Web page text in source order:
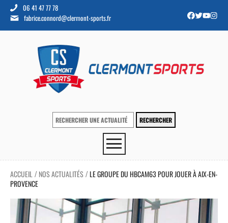
06 41 47 77 78
fabrice.connord@clermont-sports.fr
ACCUEIL / NOS ACTUALITÉS /LE GROUPE DU HBCAM63 POUR JOUER À AIX-EN-
PROVENCE